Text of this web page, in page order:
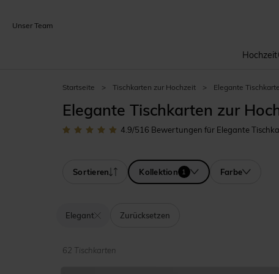
Unser Team
Hochzeit
Startseite > Tischkarten zur Hochzeit > Elegante
Elegante Tischkarten zur
4.9/516 Bewertungen für Elegante
Sortieren Kollektion 1 Farbe
Elegant Zurücksetzen
62 Tischkarten